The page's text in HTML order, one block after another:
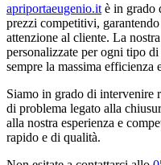
apriportaeugenio.it è in grado
prezzi competitivi,
attenzione al cliente. La
personalizzate per ogni tipo
sempre la massima efficienza
Siamo in grado di intervenire
di problema legato alla
alla nostra esperienza e
rapido e di qualità.